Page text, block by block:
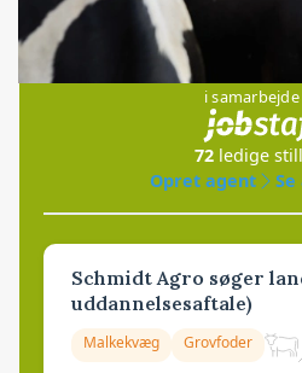
i
72 ledige
Opret agent
Schmidt Agro søger
uddannelsesaftale)
Malkekvæg Grovfoder